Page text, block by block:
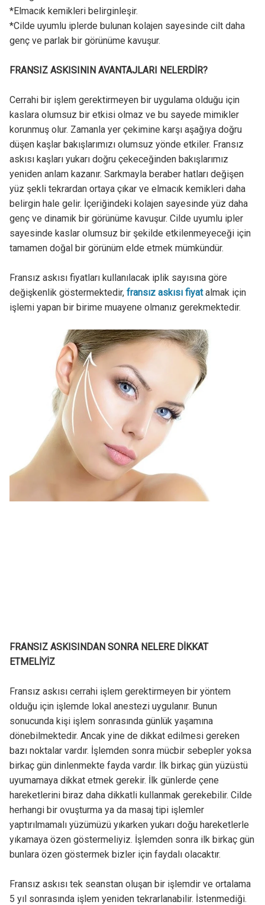
*Elmacık kemikleri belirginleşir.
*Cilde uyumlu iplerde bulunan kolajen sayesinde cilt daha
genç ve parlak bir görünüme kavuşur.
FRANSIZ ASKISININ AVANTAJLARI NELERDİR?
Cerrahi bir işlem gerektirmeyen bir uygulama olduğu için
kaslara olumsuz bir etkisi olmaz ve bu sayede mimikler
korunmuş olur. Zamanla yer çekimine karşı aşağıya doğru
düşen kaşlar bakışlarımızı olumsuz yönde etkiler. Fransız
askısı kaşları yukarı doğru çekeceğinden bakışlarımız
yeniden anlam kazanır. Sarkmayla beraber hatları değişen
yüz şekli tekrardan ortaya çıkar ve elmacık kemikleri daha
belirgin hale gelir. İçeriğindeki kolajen sayesinde yüz daha
genç ve dinamik bir görünüme kavuşur. Cilde uyumlu ipler
sayesinde kaslar olumsuz bir şekilde etkilenmeyeceği için
tamamen doğal bir görünüm elde etmek mümkündür.
Fransız askısı fiyatları kullanılacak iplik sayısına göre
değişkenlik göstermektedir, fransız askısı fiyatalmak için
işlemi yapan bir birime muayene olmanız gerekmektedir.
FRANSIZ ASKISINDAN SONRA NELERE DİKKAT
ETMELİYİZ
Fransız askısı cerrahi işlem gerektirmeyen bir yöntem
olduğu için işlemde lokal anestezi uygulanır. Bunun
sonucunda kişi işlem sonrasında günlük yaşamına
dönebilmektedir. Ancak yine de dikkat edilmesi gereken
bazı noktalar vardır. İşlemden sonra mücbir sebepler yoksa
birkaç gün dinlenmekte fayda vardır. İlk birkaç gün yüzüstü
uyumamaya dikkat etmek gerekir. İlk günlerde çene
hareketlerini biraz daha dikkatli kullanmak gerekebilir. Cilde
herhangi bir ovuşturma ya da masaj tipi işlemler
yaptırılmamalı yüzümüzü yıkarken yukarı doğu hareketlerle
yıkamaya özen göstermeliyiz. İşlemden sonra ilk birkaç gün
bunlara özen göstermek bizler için faydalı olacaktır.
Fransız askısı tek seanstan oluşan bir işlemdir ve ortalama
5 yıl sonrasında işlem yeniden tekrarlanabilir. İstenmediği.